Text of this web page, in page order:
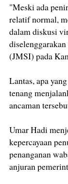
"Meski ada
relatif normal,
dalam diskusi
(JMSI) pada
Lantas, apa
tenang
ancaman
Umar Hadi
kepercayaan
penanganan
anjuran